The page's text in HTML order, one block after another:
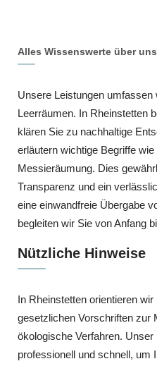
Alles Wissenswerte über
Unsere Leistungen
Leerräumen. In Rheinstetten
klären Sie zu nachhaltige
erläutern wichtige Begriffe
Messieräumung. Dies
Transparenz und ein
eine einwandfreie Übergabe
begleiten wir Sie von Anfang
Nützliche Hinweise
In Rheinstetten orientieren
gesetzlichen Vorschriften zur
ökologische Verfahren.
professionell und schnell, um